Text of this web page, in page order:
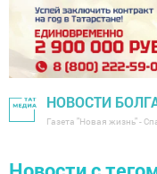
НОВОСТИ
Газета "Новая жизнь" -